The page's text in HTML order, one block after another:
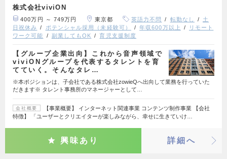
株式会社viviON
400万円 ～ 749万円 東京都 英語力不問 転勤なし
土
日祝休み
ポテンシャル採用（未経験可） 年収600万以上
リモート
ワーク可能
副業してもOK 育児支援制度
【グループ企業出向】これから音声領域で
viviONグループを代表するタレントを育
てていく。そんなタレ…
※本ポジションは、子会社である株式会社zowieQへ出向して業務を行っていた
だきます※ タレント事務所のマネージャーとして…
会社概要
【事業概要】 インターネット関連事業 コンテンツ制作事業 【会社
特徴】 「ユーザーとクリエイターが楽しみながら、幸せに生きていけ…
興味あり 詳細へ